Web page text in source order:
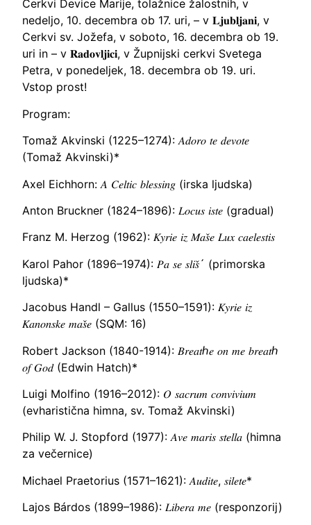
Cerkvi Device Marije, tolažnice žalostnih, v
nedeljo, 10. decembra ob 17. uri, – v 𝐋𝐣𝐮𝐛𝐥𝐣𝐚𝐧𝐢, v
Cerkvi sv. Jožefa, v soboto, 16. decembra ob 19.
uri in – v 𝐑𝐚𝐝𝐨𝐯𝐥𝐣𝐢𝐜𝐢, v Župnijski cerkvi Svetega
Petra, v ponedeljek, 18. decembra ob 19. uri.
Vstop prost!
Program:
Tomaž Akvinski (1225–1274): 𝐴𝑑𝑜𝑟𝑜 𝑡𝑒 𝑑𝑒𝑣𝑜𝑡𝑒
(Tomaž Akvinski)*
Axel Eichhorn: 𝐴 𝐶𝑒𝑙𝑡𝑖𝑐 𝑏𝑙𝑒𝑠𝑠𝑖𝑛𝑔 (irska ljudska)
Anton Bruckner (1824–1896): 𝐿𝑜𝑐𝑢𝑠 𝑖𝑠𝑡𝑒 (gradual)
Franz M. Herzog (1962): 𝐾𝑦𝑟𝑖𝑒 𝑖𝑧 𝑀𝑎𝑠̌𝑒 𝐿𝑢𝑥 𝑐𝑎𝑒𝑙𝑒𝑠𝑡𝑖𝑠
Karol Pahor (1896–1974): 𝑃𝑎 𝑠𝑒 𝑠𝑙𝑖𝑠̌´ (primorska
ljudska)*
Jacobus Handl – Gallus (1550–1591): 𝐾𝑦𝑟𝑖𝑒 𝑖𝑧
𝐾𝑎𝑛𝑜𝑛𝑠𝑘𝑒 𝑚𝑎𝑠̌𝑒 (SQM: 16)
Robert Jackson (1840-1914): 𝐵𝑟𝑒𝑎𝑡ℎ𝑒 𝑜𝑛 𝑚𝑒 𝑏𝑟𝑒𝑎𝑡ℎ
𝑜𝑓 𝐺𝑜𝑑 (Edwin Hatch)*
Luigi Molfino (1916–2012): 𝑂 𝑠𝑎𝑐𝑟𝑢𝑚 𝑐𝑜𝑛𝑣𝑖𝑣𝑖𝑢𝑚
(evharistična himna, sv. Tomaž Akvinski)
Philip W. J. Stopford (1977): 𝐴𝑣𝑒 𝑚𝑎𝑟𝑖𝑠 𝑠𝑡𝑒𝑙𝑙𝑎 (himna
za večernice)
Michael Praetorius (1571–1621): 𝐴𝑢𝑑𝑖𝑡𝑒, 𝑠𝑖𝑙𝑒𝑡𝑒*
Lajos Bárdos (1899–1986): 𝐿𝑖𝑏𝑒𝑟𝑎 𝑚𝑒 (responzorij)